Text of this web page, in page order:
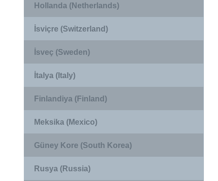
Hollanda (Netherlands)
İsviçre (Switzerland)
İsveç (Sweden)
İtalya (Italy)
Finlandiya (Finland)
Meksika (Mexico)
Güney Kore (South Korea)
Rusya (Russia)